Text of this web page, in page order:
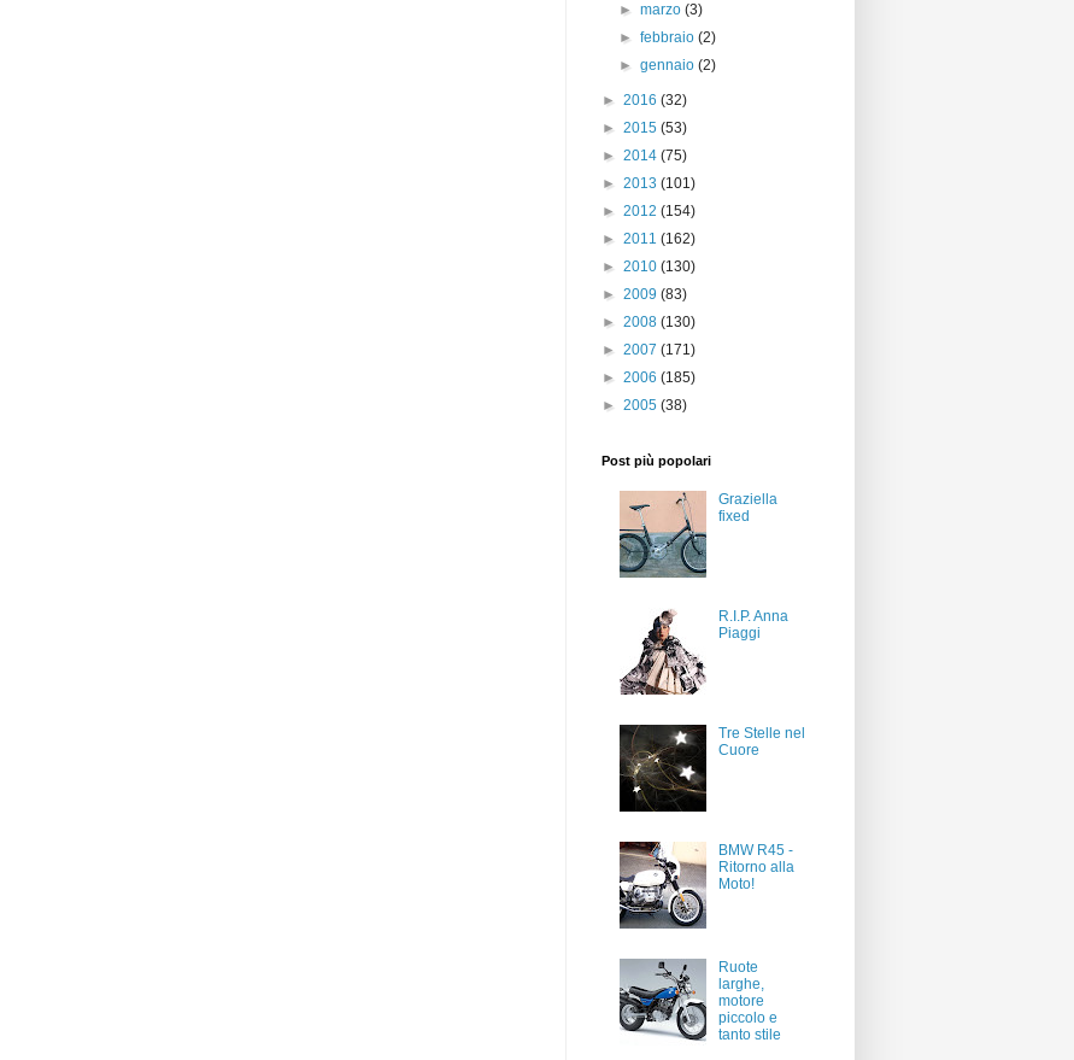
►marzo(3)
►febbraio(2)
►gennaio(2)
► 2016 (32)
► 2015 (53)
► 2014 (75)
► 2013 (101)
► 2012 (154)
► 2011 (162)
► 2010 (130)
► 2009 (83)
► 2008 (130)
► 2007 (171)
► 2006 (185)
► 2005 (38)
Post più popolari
Graziella
fixed
R.I.P. Anna
Piaggi
Tre Stelle nel
Cuore
BMW R45 -
Ritorno alla
Moto!
Ruote
larghe,
motore
piccolo e
tanto stile